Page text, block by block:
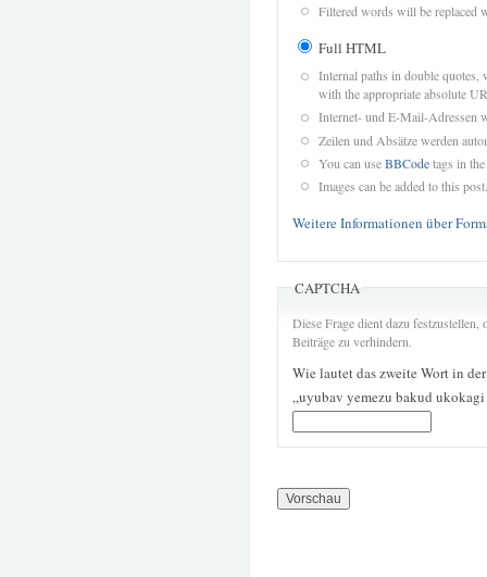
Filtered words will be replaced
Full HTML
Internal paths in double quotes,
with the appropriate absolute
Internet- und E-Mail-Adressen
Zeilen und Absätze werden
You can useBBCodetags in
Images can be added to this post.
Weitere Informationen über
CAPTCHA
Diese Frage dient dazu
Beiträge zu verhindern.
Wie lautet das zweite Wort in
„uyubav yemezu bakud